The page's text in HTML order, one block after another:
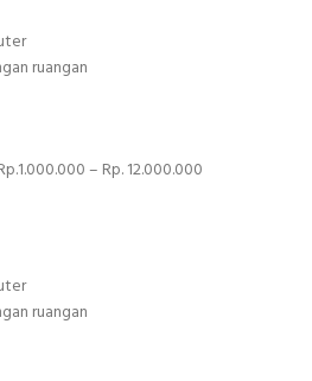
ruangan
– Rp. 12.000.000
ruangan